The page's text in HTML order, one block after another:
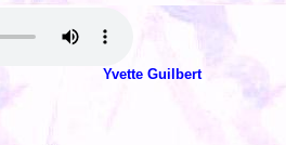
Yvette Guilbert